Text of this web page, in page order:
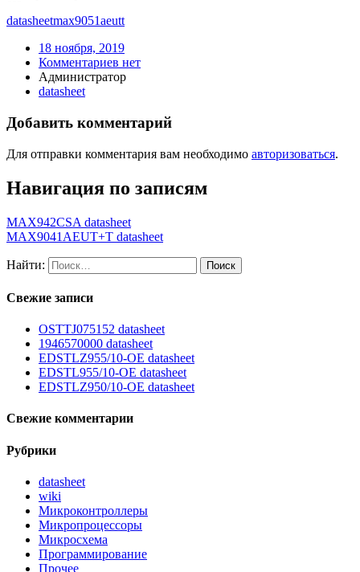
datasheetmax9051aeutt
18 ноября, 2019
Комментариев нет
Администратор
datasheet
Добавить комментарий
Для отправки комментария вам необходимо авторизоваться.
Навигация по записям
MAX942CSA datasheet
MAX9041AEUT+T datasheet
Найти:
Свежие записи
OSTTJ075152 datasheet
1946570000 datasheet
EDSTLZ955/10-OE datasheet
EDSTL955/10-OE datasheet
EDSTLZ950/10-OE datasheet
Свежие комментарии
Рубрики
datasheet
wiki
Микроконтроллеры
Микропроцессоры
Микросхема
Программирование
Прочее